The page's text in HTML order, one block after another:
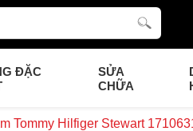
ĐẶC
SỬA
CHỮA
Tommy Hilfiger Stewart